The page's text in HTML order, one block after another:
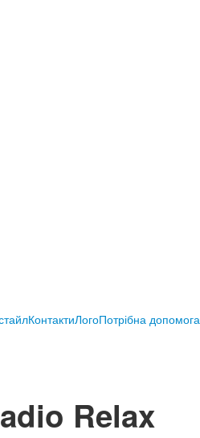
КонтактиЛогоПотрібна допомога
Relax